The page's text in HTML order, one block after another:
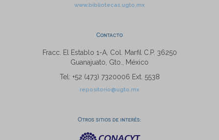
www.bibliotecas.ugto.mx
Contacto
Fracc. El Establo 1-A, Col. Marfil C.P. 36250
Guanajuato, Gto., México
Tel: +52 (473) 7320006 Ext. 5538
repositorio@ugto.mx
Otros sitios de interés: